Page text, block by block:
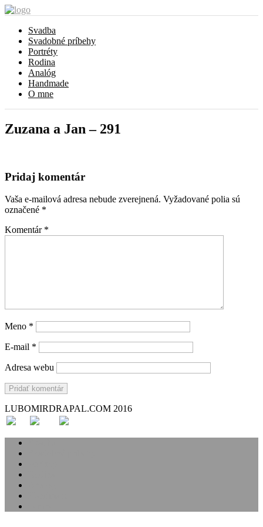
Svadba
Svadobné príbehy
Portréty
Rodina
Analóg
Handmade
O mne
Zuzana a Jan – 291
Pridaj komentár
Vaša e-mailová adresa nebude zverejnená. Vyžadované polia sú
označené *
Komentár *
Meno *
E-mail *
Adresa webu
LUBOMIRDRAPAL.COM 2016